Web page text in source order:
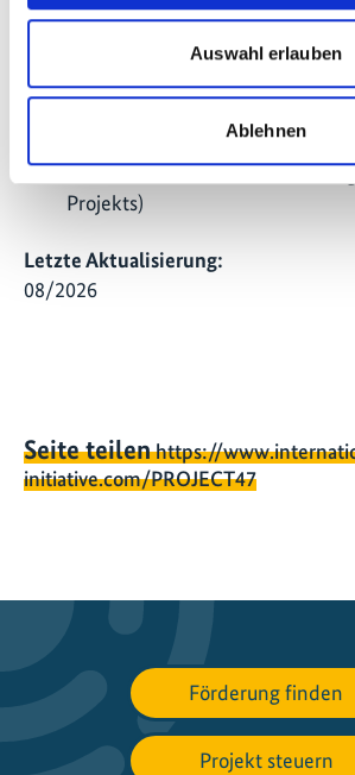
Auswahl erlauben
Ablehnen
gesamten XPS-Sektor unter
Protokoll umzustellen;
Sektorplan durch
finanziert; Plan: bis 2015 die 43
des Sektors umstellen (nicht
Projekts)
Letzte Aktualisierung:
08/2026
Seite teilenhttps://
initiative.com/PROJECT47
Förderung finden
Projekt steuern